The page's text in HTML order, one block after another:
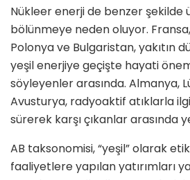
Nükleer enerji de benzer şekilde
bölünmeye neden oluyor.
Polonya ve Bulgaristan, yakıtın
yeşil enerjiye geçişte hayati önem
söyleyenler arasında. Almanya,
Avusturya, radyoaktif atıklarla
sürerek karşı çıkanlar arasında
AB taksonomisi, “yeşil” olarak
faaliyetlere yapılan yatırımları